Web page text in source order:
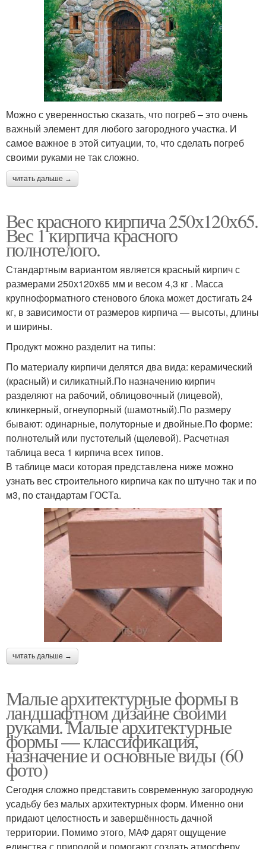
Можно с уверенностью сказать, что погреб – это очень
важный элемент для любого загородного участка. И
самое важное в этой ситуации, то, что сделать погреб
своими руками не так сложно.
читать дальше →
Вес красного кирпича 250х120х65.
Вес 1 кирпича красного
полнотелого.
Стандартным вариантом является красный кирпич с
размерами 250х120х65 мм и весом 4,3 кг . Масса
крупноформатного стенового блока может достигать 24
кг, в зависимости от размеров кирпича — высоты, длины
и ширины.
Продукт можно разделит на типы:
По материалу кирпичи делятся два вида: керамический
(красный) и силикатный.По назначению кирпич
разделяют на рабочий, облицовочный (лицевой),
клинкерный, огнеупорный (шамотный).По размеру
бывают: одинарные, полуторные и двойные.По форме:
полнотелый или пустотелый (щелевой). Расчетная
таблица веса 1 кирпича всех типов.
В таблице маси которая представлена ниже можно
узнать вес строительного кирпича как по штучно так и по
м3, по стандартам ГОСТа.
читать дальше →
Малые архитектурные формы в
ландшафтном дизайне своими
руками. Малые архитектурные
формы — классификация,
назначение и основные виды (60
фото)
Сегодня сложно представить современную загородную
усадьбу без малых архитектурных форм. Именно они
придают целостность и завершённость дачной
территории. Помимо этого, МАФ дарят ощущение